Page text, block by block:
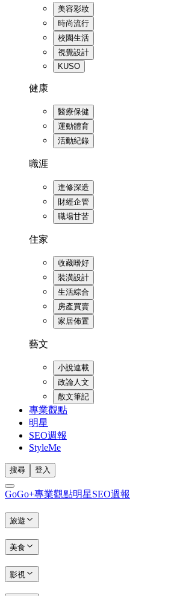
美容彩妝
時尚流行
校園生活
視覺設計
KUSO
健康
醫療保健
運動體育
活動紀錄
職涯
進修深造
財經企管
職場甘苦
住家
收藏嗜好
裝潢設計
生活綜合
房產買賣
家居佈置
藝文
小說連載
政論人文
散文筆記
專業觀點
明星
SEO週報
StyleMe
搜尋 登入
GoGo+專業觀點明星SEO週報
旅遊
美食
影視